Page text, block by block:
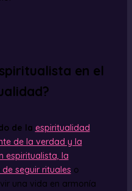
en el
de la espiritualidad
de la verdad y la
espiritualista, la
seguir rituales o
una vida en armonía